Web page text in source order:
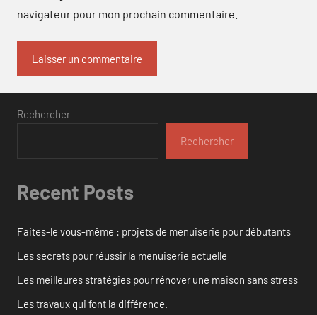
navigateur pour mon prochain commentaire.
Rechercher
Rechercher
Recent Posts
Faites-le vous-même : projets de menuiserie pour débutants
Les secrets pour réussir la menuiserie actuelle
Les meilleures stratégies pour rénover une maison sans stress
Les travaux qui font la différence.